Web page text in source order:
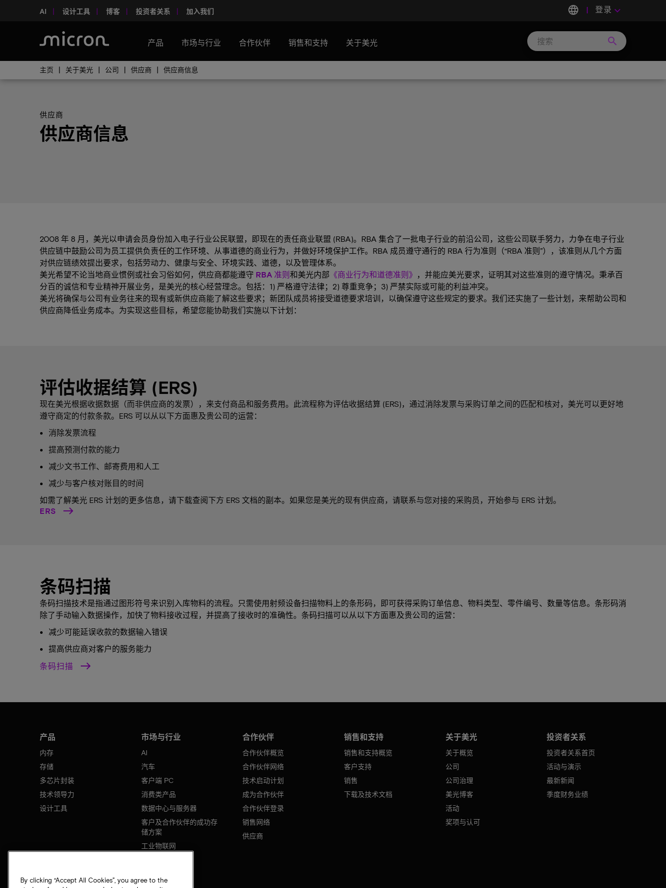
AI 设计工具 博客 投资者关系 加入我们 language 登录 keyboard_arrow_down
产品 市场与行业 合作伙伴 销售和支持 关于美光 search
主页 关于美光 公司 供应商 供应商信息
供应商
供应商信息
2008 年 8 月，美光以申请会员身份加入电子行业公民联盟，即现在的责任商业联盟 (RBA)。RBA 集合了一批电子行业的前沿公司，这些公司联手努力，力争在电子行业
供应链中鼓励公司为员工提供负责任的工作环境、从事道德的商业行为，并做好环境保护工作。RBA 成员遵守通行的 RBA 行为准则（“RBA 准则”），该准则从几个方面
对供应链绩效提出要求，包括劳动力、健康与安全、环境实践、道德，以及管理体系。
美光希望不论当地商业惯例或社会习俗如何，供应商都能遵守 RBA 准则和美光内部 《商业行为和道德准则》 ，并能应美光要求，证明其对这些准则的遵守情况。秉承百
分百的诚信和专业精神开展业务，是美光的核心经营理念。包括：1) 严格遵守法律；2) 尊重竞争；3) 严禁实际或可能的利益冲突。
美光将确保与公司有业务往来的现有或新供应商能了解这些要求；新团队成员将接受道德要求培训，以确保遵守这些规定的要求。我们还实施了一些计划，来帮助公司和
供应商降低业务成本。为实现这些目标，希望您能协助我们实施以下计划：
评估收据结算 (ERS)
现在美光根据收据数据（而非供应商的发票），来支付商品和服务费用。此流程称为评估收据结算 (ERS)，通过消除发票与采购订单之间的匹配和核对，美光可以更好地
遵守商定的付款条款。ERS 可以从以下方面惠及贵公司的运营：
消除发票流程
提高预测付款的能力
减少文书工作、邮寄费用和人工
减少与客户核对账目的时间
如需了解美光 ERS ​​计划的更多信息，请下载查阅下方 ERS 文档的副本。如果您是美光的现有供应商，请联系与您对接的采购员，开始参与 ERS ​​计划。
ERS
条码扫描
条码扫描技术是指通过图形符号来识别入库物料的流程。只需使用射频设备扫描物料上的条形码，即可获得采购订单信息、物料类型、零件编号、数量等信息。条形码消
除了手动输入数据操作，加快了物料接收过程，并提高了接收时的准确性。条码扫描可以从以下方面惠及贵公司的运营：
减少可能延误收款的数据输入错误
提高供应商对客户的服务能力
条码扫描
产品
内存
存储
多芯片封装
技术领导力
设计工具
市场与行业
AI
汽车
客户端 PC
消费类产品
数据中心与服务器
客户及合作伙伴的成功存
储方案
工业物联网
合作伙伴
合作伙伴概览
合作伙伴网络
技术启动计划
成为合作伙伴
合作伙伴登录
销售网络
供应商
销售和支持
销售和支持概览
客户支持
销售
下载及技术文档
关于美光
关于概览
公司
公司治理
美光博客
活动
奖项与认可
投资者关系
投资者关系首页
活动与演示
最新新闻
季度财务业绩
By clicking “Accept All Cookies”, you agree to the